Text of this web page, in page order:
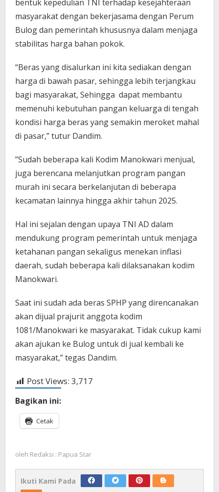
bentuk kepedulian TNI terhadap kesejahteraan
masyarakat dengan bekerjasama dengan Perum
Bulog dan pemerintah khususnya dalam menjaga
stabilitas harga bahan pokok.
“Beras yang disalurkan ini kita sediakan dengan
harga di bawah pasar, sehingga lebih terjangkau
bagi masyarakat, Sehingga dapat membantu
memenuhi kebutuhan pangan keluarga di tengah
kondisi harga beras yang semakin meroket mahal
di pasar,” tutur Dandim.
‎‎”Sudah beberapa kali Kodim Manokwari menjual,
juga berencana melanjutkan program pangan
murah ini secara berkelanjutan di beberapa
kecamatan lainnya hingga akhir tahun 2025.
Hal ini sejalan dengan upaya TNI AD dalam
mendukung program pemerintah untuk menjaga
ketahanan pangan sekaligus menekan inflasi
daerah, sudah beberapa kali dilaksanakan kodim
Manokwari.
Saat ini sudah ada beras SPHP yang direncanakan
akan dijual prajurit anggota kodim
1081/Manokwari ke masyarakat. Tidak cukup kami
akan ajukan ke Bulog untuk di jual kembali ke
masyarakat,” tegas Dandim.
Post Views: 3,717
Bagikan ini:
Cetak
oleh Redaksi : Papua Star
Ikuti Kami Pada